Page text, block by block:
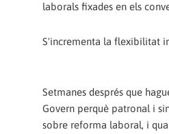
laborals fixades en els
S'incrementa la flexibilitat
Setmanes després que
Govern perquè patronal i
sobre reforma laboral, i